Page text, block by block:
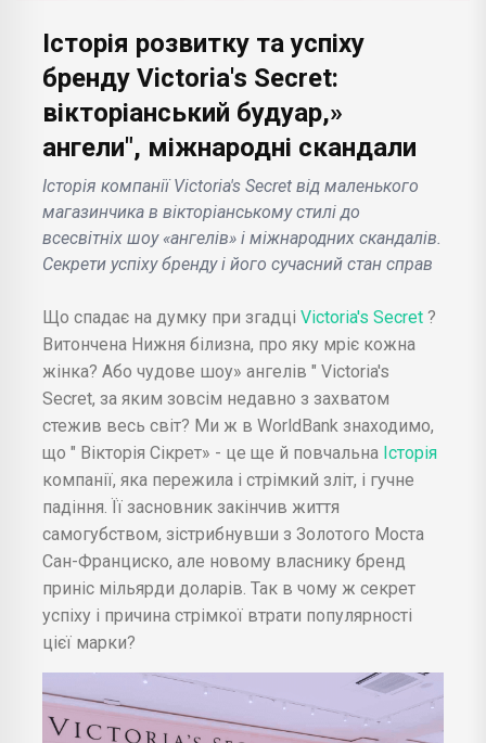
Історія розвитку та успіху
бренду Victoria's Secret:
вікторіанський будуар,»
ангели", міжнародні скандали
Історія компанії Victoria's Secret від маленького
магазинчика в вікторіанському стилі до
всесвітніх шоу «ангелів» і міжнародних скандалів.
Секрети успіху бренду і його сучасний стан справ
Що спадає на думку при згадці Victoria's Secret ?
Витончена Нижня білизна, про яку мріє кожна
жінка? Або чудове шоу» ангелів " Victoria's
Secret, за яким зовсім недавно з захватом
стежив весь світ? Ми ж в WorldBank знаходимо,
що " Вікторія Сікрет» - це ще й повчальна Історія
компанії, яка пережила і стрімкий зліт, і гучне
падіння. Її засновник закінчив життя
самогубством, зістрибнувши з Золотого Моста
Сан-Франциско, але новому власнику бренд
приніс мільярди доларів. Так в чому ж секрет
успіху і причина стрімкої втрати популярності
цієї марки?